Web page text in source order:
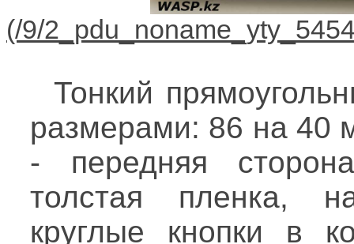
Тонкий
размерами: 86 на 40
- передняя
толстая пленка,
круглые кнопки в